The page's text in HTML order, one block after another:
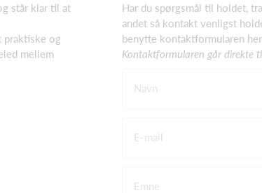
står klar til at
praktiske og
mellem
Har du spørgsmål til holdet,
andet så kontakt venligst
benytte kontaktformularen her.
Kontaktformularen går direkte
Navn
E-mail
Emne